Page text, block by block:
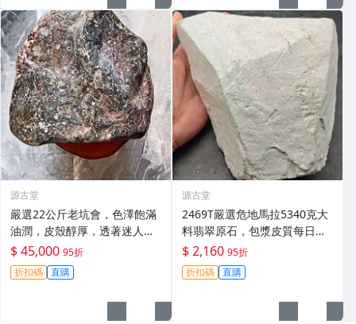
源古堂
嚴選22公斤老坑會，色澤飽滿
油潤，皮殼醇厚，透著迷人的
黃霧光澤 翡翠 A貨 玉石
$ 45,000 95折
折扣碼 直購
源古堂
2469T嚴選危地馬拉5340克大
料翡翠原石，包漿皮質每日拍
賣截拍11點，真實成交等您
來！翡翠 原石 包漝
$ 2,160 95折
折扣碼 直購